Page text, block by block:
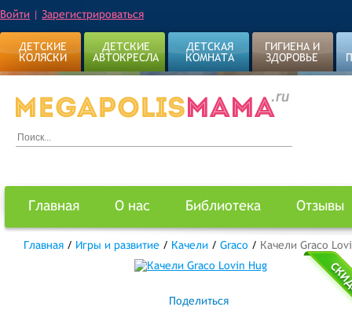
Войти | Зарегистрироваться
ДЕТСКИЕ
КОЛЯСКИ
ДЕТСКИЕ
АВТОКРЕСЛА
ДЕТСКАЯ
КОМНАТА
ГИГИЕНА И
ЗДОРОВЬЕ
Главная О нас Библиотека Отзывы
Главная / Игры и развитие / Качели / Graco / Качели Graco
Поделиться